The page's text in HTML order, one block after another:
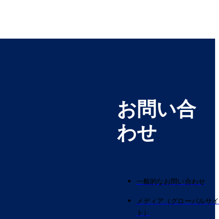
お問い合
わせ
一般的なお問い合わせ
メディア（グローバルサイ
ト）